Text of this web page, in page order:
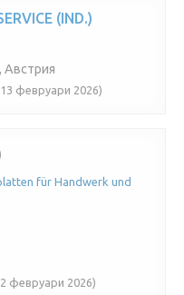
(IND.)
Австрия
февруари 2026)
für Handwerk und
февруари 2026)